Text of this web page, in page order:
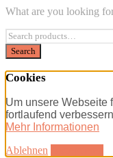
What are you looking
Cookies
Um unsere Webseite
fortlaufend
Mehr Informationen
Ablehnen